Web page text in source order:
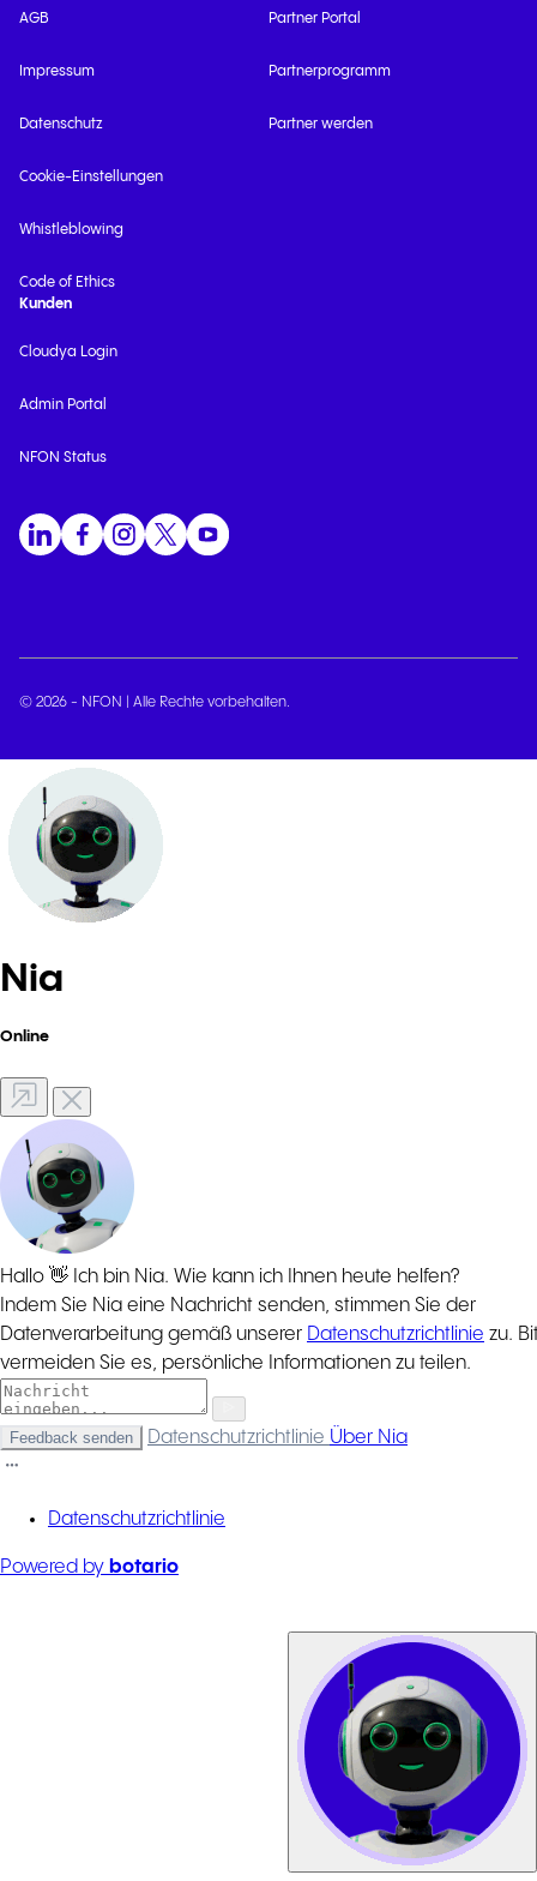
AGB
Impressum
Datenschutz
Cookie-Einstellungen
Whistleblowing
Code of Ethics
Partner Portal
Partnerprogramm
Partner werden
Kunden
Cloudya Login
Admin Portal
NFON Status
© 2026 - NFON | Alle Rechte vorbehalten.